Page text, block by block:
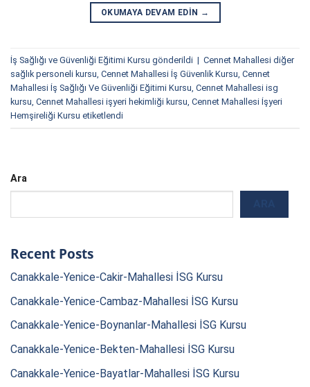
OKUMAYA DEVAM EDIN →
İş Sağlığı ve Güvenliği Eğitimi Kursu gönderildi | Cennet Mahallesi diğer
sağlık personeli kursu Cennet Mahallesi İş Güvenlik Kursu Cennet
Mahallesi İş Sağlığı Ve Güvenliği Eğitimi Kursu Cennet Mahallesi isg
kursu Cennet Mahallesi işyeri hekimliği kursu Cennet Mahallesi İşyeri
Hemşireliği Kursu etiketlendi
Ara
Recent Posts
Canakkale-Yenice-Cakir-Mahallesi İSG Kursu
Canakkale-Yenice-Cambaz-Mahallesi İSG Kursu
Canakkale-Yenice-Boynanlar-Mahallesi İSG Kursu
Canakkale-Yenice-Bekten-Mahallesi İSG Kursu
Canakkale-Yenice-Bayatlar-Mahallesi İSG Kursu